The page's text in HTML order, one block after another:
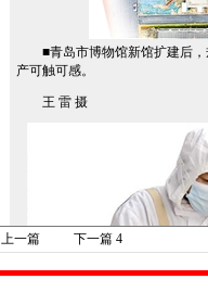
■青岛市博物馆新馆扩建后，
产可触可感。
王 雷 摄
上一篇 下一篇 4